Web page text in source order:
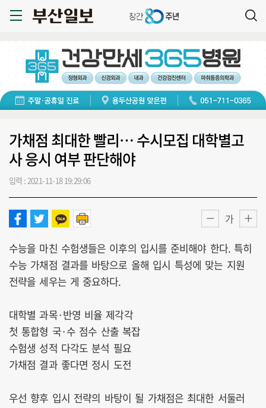
가채점 최대한 빨리… 수시모집 대학별고
사 응시 여부 판단해야
입력 : 2021-11-18 19:29:06
가
수능을 마친 수험생들은 이후의 입시를 준비해야 한다. 특히
수능 가채점 결과를 바탕으로 올해 입시 특성에 맞는 지원
전략을 세우는 게 중요하다.
대학별 과목·반영 비율 제각각
첫 통합형 국·수 점수 산출 복잡
수험생 성적 다각도 분석 필요
가채점 결과 좋다면 정시 도전
우선 향후 입시 전략의 바탕이 될 가채점은 최대한 서둘러